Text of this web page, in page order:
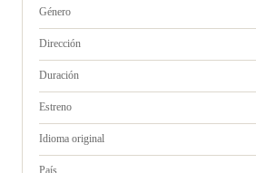
Género
Dirección
Duración
Estreno
Idioma original
País